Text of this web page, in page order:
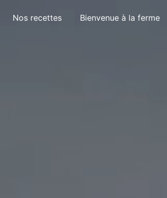
Nos recettes Bienvenue à la ferme